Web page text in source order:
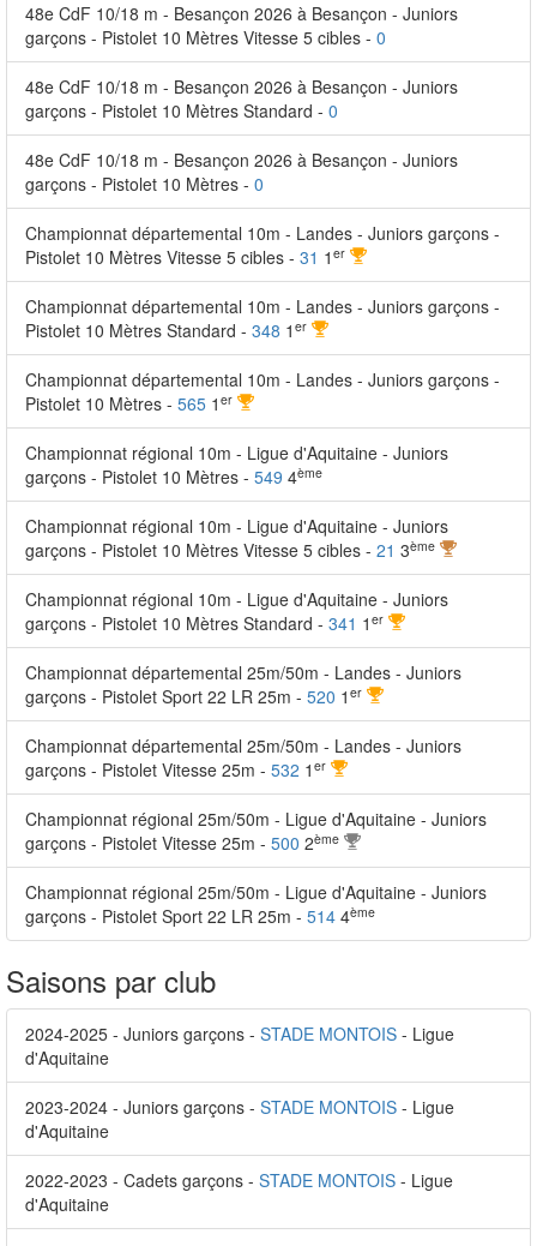
48e CdF 10/18 m - Besançon 2026 à Besançon - Juniors
garçons - Pistolet 10 Mètres Vitesse 5 cibles - 0
48e CdF 10/18 m - Besançon 2026 à Besançon - Juniors
garçons - Pistolet 10 Mètres Standard - 0
48e CdF 10/18 m - Besançon 2026 à Besançon - Juniors
garçons - Pistolet 10 Mètres - 0
Championnat départemental 10m - Landes - Juniors garçons -
Pistolet 10 Mètres Vitesse 5 cibles - 31 1 er
Championnat départemental 10m - Landes - Juniors garçons -
Pistolet 10 Mètres Standard - 348 1 er
Championnat départemental 10m - Landes - Juniors garçons -
Pistolet 10 Mètres - 565 1 er
Championnat régional 10m - Ligue d'Aquitaine - Juniors
garçons - Pistolet 10 Mètres - 549 4ème
Championnat régional 10m - Ligue d'Aquitaine - Juniors
garçons - Pistolet 10 Mètres Vitesse 5 cibles - 21 3ème
Championnat régional 10m - Ligue d'Aquitaine - Juniors
garçons - Pistolet 10 Mètres Standard - 341 1 er
Championnat départemental 25m/50m - Landes - Juniors
garçons - Pistolet Sport 22 LR 25m - 520 1 er
Championnat départemental 25m/50m - Landes - Juniors
garçons - Pistolet Vitesse 25m - 532 1 er
Championnat régional 25m/50m - Ligue d'Aquitaine - Juniors
garçons - Pistolet Vitesse 25m - 500 2ème
Championnat régional 25m/50m - Ligue d'Aquitaine - Juniors
garçons - Pistolet Sport 22 LR 25m - 514 4ème
Saisons par club
2024-2025 - Juniors garçons - STADE MONTOIS - Ligue
d'Aquitaine
2023-2024 - Juniors garçons - STADE MONTOIS - Ligue
d'Aquitaine
2022-2023 - Cadets garçons - STADE MONTOIS - Ligue
d'Aquitaine